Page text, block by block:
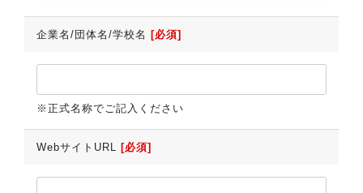
企業名/団体名/学校名 [必須]
※正式名称でご記入ください
WebサイトURL [必須]